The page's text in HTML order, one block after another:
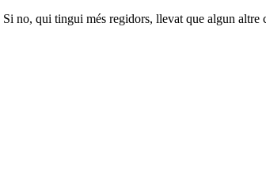
no, qui tingui més regidors, llevat que algun altre